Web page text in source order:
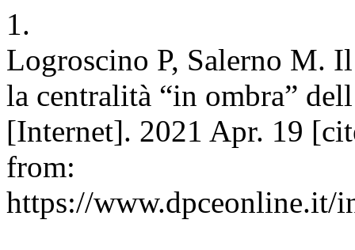
1.
Logroscino P, Salerno M.
la centralità “in ombra”
[Internet]. 2021 Apr. 19
from:
https://www.dpceonline.it/